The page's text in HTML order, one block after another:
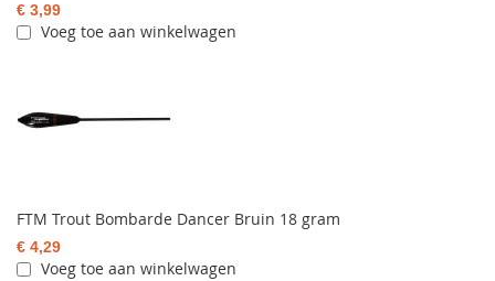
€ 3,99
Voeg toe aan winkelwagen
FTM Trout Bombarde Dancer Bruin 18 gram
€ 4,29
Voeg toe aan winkelwagen